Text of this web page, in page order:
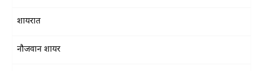
शायरात
नौजवान शायर